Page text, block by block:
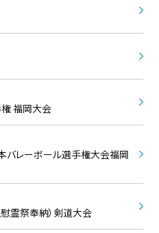
福岡大会
バレーボール選手権大会福岡
霊祭奉納）剣道大会